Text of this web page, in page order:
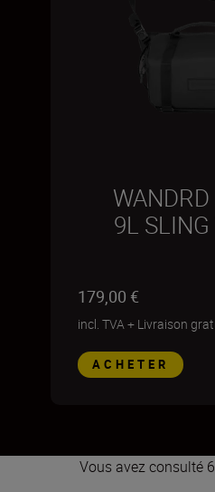
9L
179,00 €
incl. TVA+ Livraison
ACHETER
Vous avez consulté